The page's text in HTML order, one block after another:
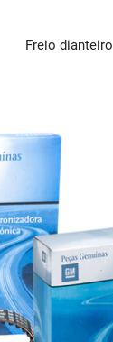
Freio dianteiro